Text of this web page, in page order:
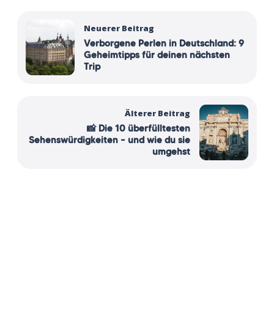
Neuerer Beitrag
Verborgene Perlen in Deutschland: 9
Geheimtipps für deinen nächsten
Trip
Älterer Beitrag
📸 Die 10 überfülltesten
Sehenswürdigkeiten – und wie du sie
umgehst